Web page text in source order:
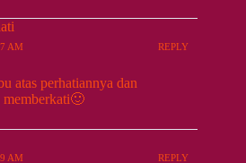
AM REPLY
atas perhatiannya dan
memberkati🙂
AM REPLY